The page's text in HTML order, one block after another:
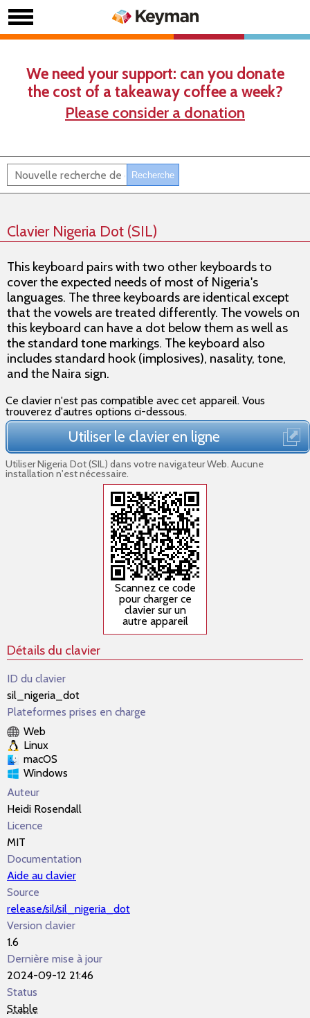
We need your support: can you donate
the cost of a takeaway coffee a week?
Please consider a donation
Clavier Nigeria Dot (SIL)
This keyboard pairs with two other keyboards to
cover the expected needs of most of Nigeria's
languages. The three keyboards are identical except
that the vowels are treated differently. The vowels on
this keyboard can have a dot below them as well as
the standard tone markings. The keyboard also
includes standard hook (implosives), nasality, tone,
and the Naira sign.
Ce clavier n'est pas compatible avec cet appareil. Vous
trouverez d'autres options ci-dessous.
Utiliser le clavier en ligne
Utiliser Nigeria Dot (SIL) dans votre navigateur Web. Aucune
installation n'est nécessaire.
Scannez ce code
pour charger ce
clavier sur un
autre appareil
Détails du clavier
ID du clavier
sil_nigeria_dot
Plateformes prises en charge
Web
Linux
macOS
Windows
Auteur
Heidi Rosendall
Licence
MIT
Documentation
Aide au clavier
Source
release/sil/sil_nigeria_dot
Version clavier
1.6
Dernière mise à jour
2024-09-12 21:46
Status
Stable